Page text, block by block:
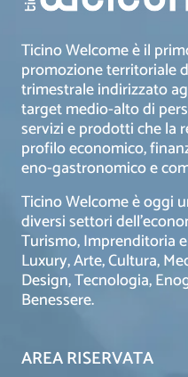
Ticino Welcome è il
promozione territoriale
trimestrale indirizzato
target medio-alto di
servizi e prodotti che la
profilo economico,
eno-gastronomico e
Ticino Welcome è oggi
diversi settori
Turismo, Imprenditoria
Luxury, Arte, Cultura,
Design, Tecnologia,
Benessere.
AREA RISERVATA